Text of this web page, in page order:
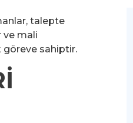
talepte
ve mali
sahiptir.